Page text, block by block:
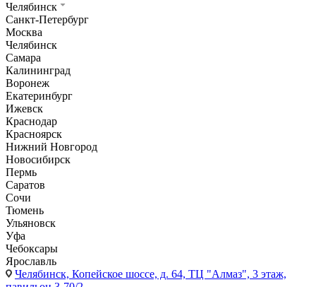
Челябинск
Санкт-Петербург
Москва
Челябинск
Самара
Калининград
Воронеж
Екатеринбург
Ижевск
Краснодар
Красноярск
Нижний Новгород
Новосибирск
Пермь
Саратов
Сочи
Тюмень
Ульяновск
Уфа
Чебоксары
Ярославль
Челябинск, Копейское шоссе, д. 64, ТЦ "Алмаз", 3 этаж,